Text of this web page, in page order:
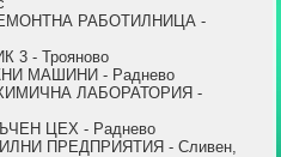
РАБОТИЛНИЦА -
- Трояново
МАШИНИ - Раднево
ЛАБОРАТОРИЯ -
ЦЕХ - Раднево
ПРЕДПРИЯТИЯ - Сливен,